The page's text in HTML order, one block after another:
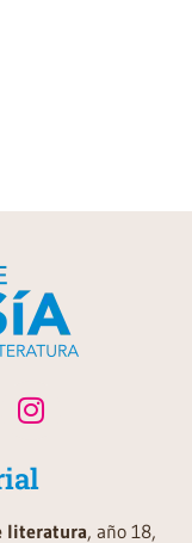
literatura, año 18,